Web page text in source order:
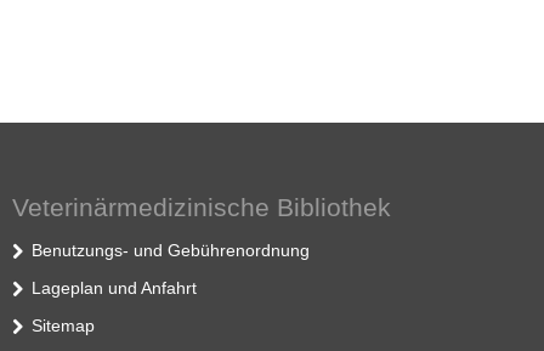
Veterinärmedizinische Bibliothek
Benutzungs- und Gebührenordnung
Lageplan und Anfahrt
Sitemap